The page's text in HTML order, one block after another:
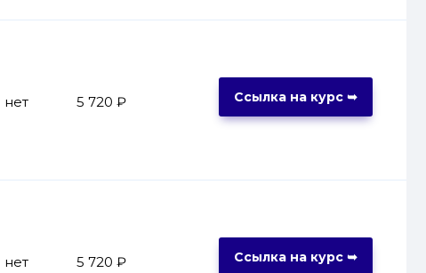
нет 5 720 ₽ Ссылка на курс ➥
нет 5 720 ₽ Ссылка на курс ➥